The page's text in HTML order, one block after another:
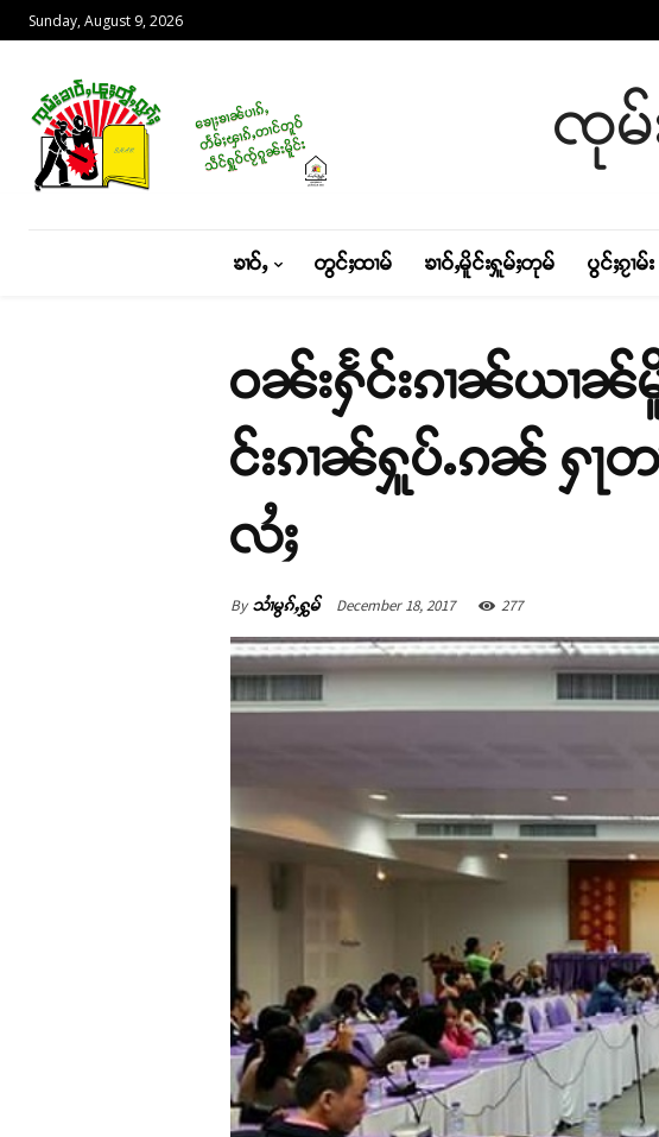
Sunday, August 9, 2026
ၸုမ်
ၶၢဝ်ႇ တွင်ႈထၢမ် ၶၢဝ်ႇမိူင်းႁူမ်ႈတုမ် ပွင်ႈၵႂၢမ်း
ဝၼ်းႁႅင်းၵၢၼ်ယၢၼ်
င်းၵၢၼ်ႁူပ်ႉၵၼ် ႁႃ
လႆႈ
By သၢႆမွၵ်ႇႁွမ် December 18, 2017 277